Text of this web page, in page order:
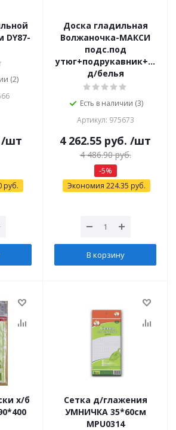
DY87-
(2)
/шт
руб.
Доска гладильная
Волжаночка-МАКСИ
подс.под
д/белья
Есть в наличии (3)
Артикул: 975673
4 262.55 руб. /шт
4 486.90руб.
-5%
Экономия 224.35 руб.
В корзину
б
Сетка д/глажения
УМНИЧКА 35*60см
MPU0314